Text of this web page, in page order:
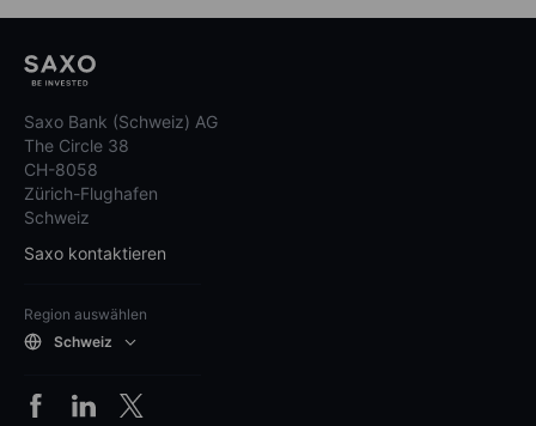
Saxo Bank (Schweiz) AG
The Circle 38
CH-8058
Zürich-Flughafen
Schweiz
Saxo kontaktieren
Region auswählen
Schweiz